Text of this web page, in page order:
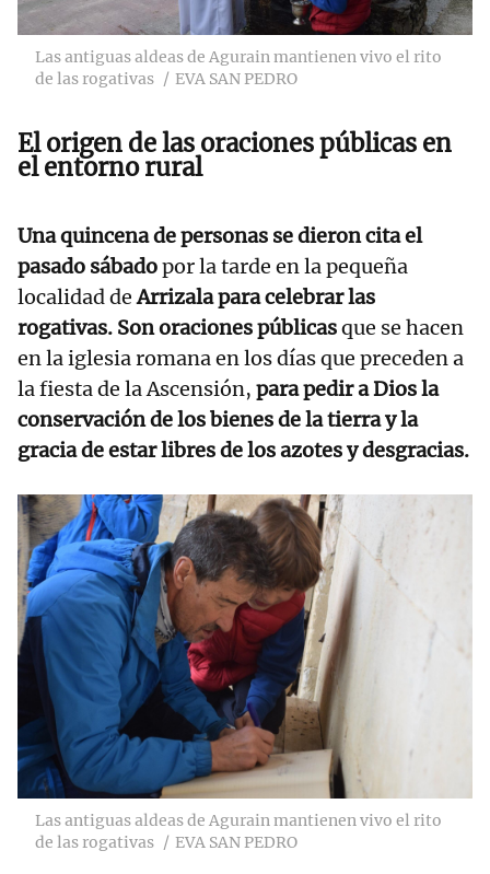
Las antiguas aldeas de Agurain mantienen vivo el rito
de las rogativas
EVA SAN PEDRO
El origen de las oraciones públicas en
el entorno rural
Una quincena de personas se dieron cita el
pasado sábadopor la tarde en la pequeña
localidad deArrizala para celebrar las
rogativas. Son oraciones públicasque se hacen
en la iglesia romana en los días que preceden a
la fiesta de la Ascensión, para pedir a Dios la
conservación de los bienes de la tierra y la
gracia de estar libres de los azotes y desgracias.
Las antiguas aldeas de Agurain mantienen vivo el rito
de las rogativas
EVA SAN PEDRO